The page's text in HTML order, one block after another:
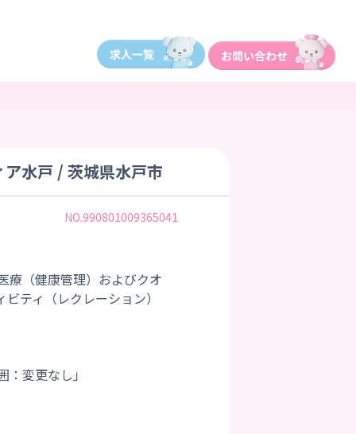
水戸 / 茨城県水戸市
NO.990801009365041
療（健康管理）およびクオ
ティ（レクレーション）